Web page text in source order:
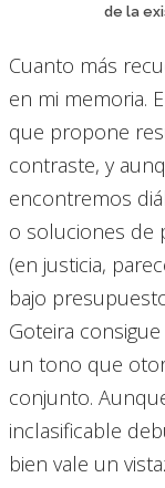
de la
Cuanto más
en mi memoria.
que propone
contraste, y
encontremos
o soluciones de
(en justicia,
bajo
Goteira
un tono que
conjunto.
inclasificable
bien vale un